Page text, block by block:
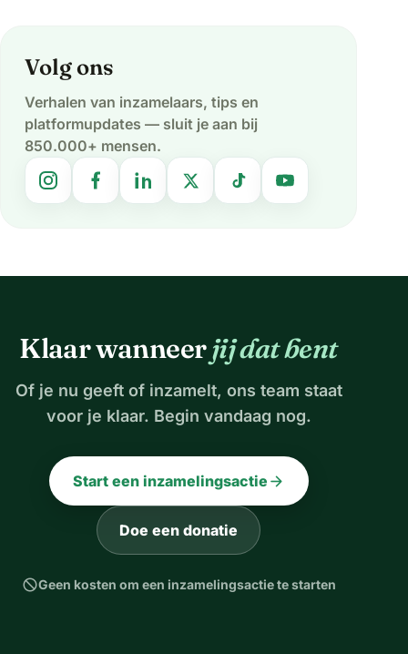
Volg ons
Verhalen van inzamelaars, tips en
platformupdates — sluit je aan bij
850.000+ mensen.
Klaar wanneerjij dat bent
Of je nu geeft of inzamelt, ons team staat
voor je klaar. Begin vandaag nog.
Start een inzamelingsactie arrow_forward
Doe een donatie
blockGeen kosten om een inzamelingsactie te starten